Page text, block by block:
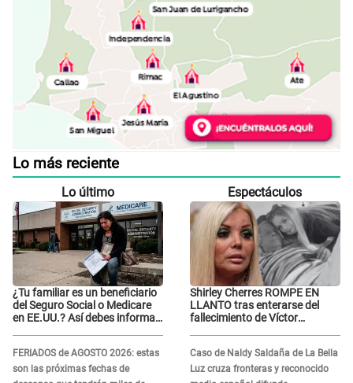
Lo más reciente
Lo último
¿Tu familiar es un beneficiario
del Seguro Social o Medicare
en EE.UU.? Así debes informar
FERIADOS de AGOSTO 2026: estas
son las próximas fechas de
Espectáculos
Shirley Cherres ROMPE EN
LLANTO tras enterarse del
fallecimiento de Víctor
corazón está roto..."
Caso de Naldy Saldaña de La Bella
Luz cruza fronteras y reconocido